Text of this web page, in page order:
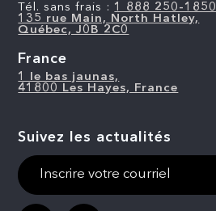
Tél. sans frais : 1 888 250-1850
135 rue Main, North Hatley,
Québec, J0B 2C0
France
1 le bas jaunas,
41800 Les Hayes, France
Suivez les actualités